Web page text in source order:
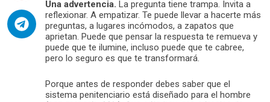
Una advertencia. La pregunta tiene trampa. Invita a
reflexionar. A empatizar. Te puede llevar a hacerte más
preguntas, a lugares incómodos, a zapatos que
aprietan. Puede que pensar la respuesta te remueva y
puede que te ilumine, incluso puede que te cabree,
pero lo seguro es que te transformará.
Porque antes de responder debes saber que el
sistema penitenciario está diseñado para el hombre